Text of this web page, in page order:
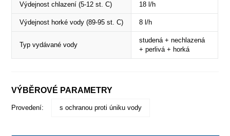
Výdejnost chlazení (5-12 st. C) 18 l/h
Výdejnost horké vody (89-95 st. C) 8 l/h
Typ vydávané vody
studená + nechlazená
+ perlivá + horká
VÝBĚROVÉ PARAMETRY
Provedení: s ochranou proti úniku vody